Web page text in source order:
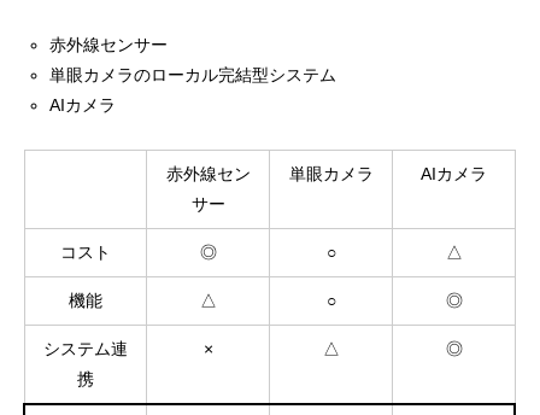
赤外線センサー
単眼カメラのローカル完結型システム
AIカメラ
赤外線セン
サー
単眼カメラ AIカメラ
コスト ◎ ○ △
機能 △ ○ ◎
システム連
携
× △ ◎